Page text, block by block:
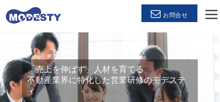
お問合せ
「売上を伸ばす」人材を育てる
不動産業界に特化した営業研修のモデステ
ィ